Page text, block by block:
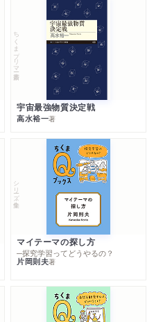
ちくまプリマー新書
宇宙最強物質決定戦
高水裕一著
シリーズ・全集
マイテーマの探し方
─探究学習ってどうやるの？
片岡則夫著